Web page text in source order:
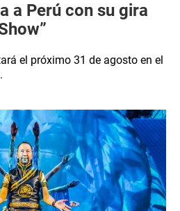
a Perú con su gira
el próximo 31 de agosto en el